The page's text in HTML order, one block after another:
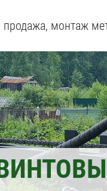
продажа, монтаж